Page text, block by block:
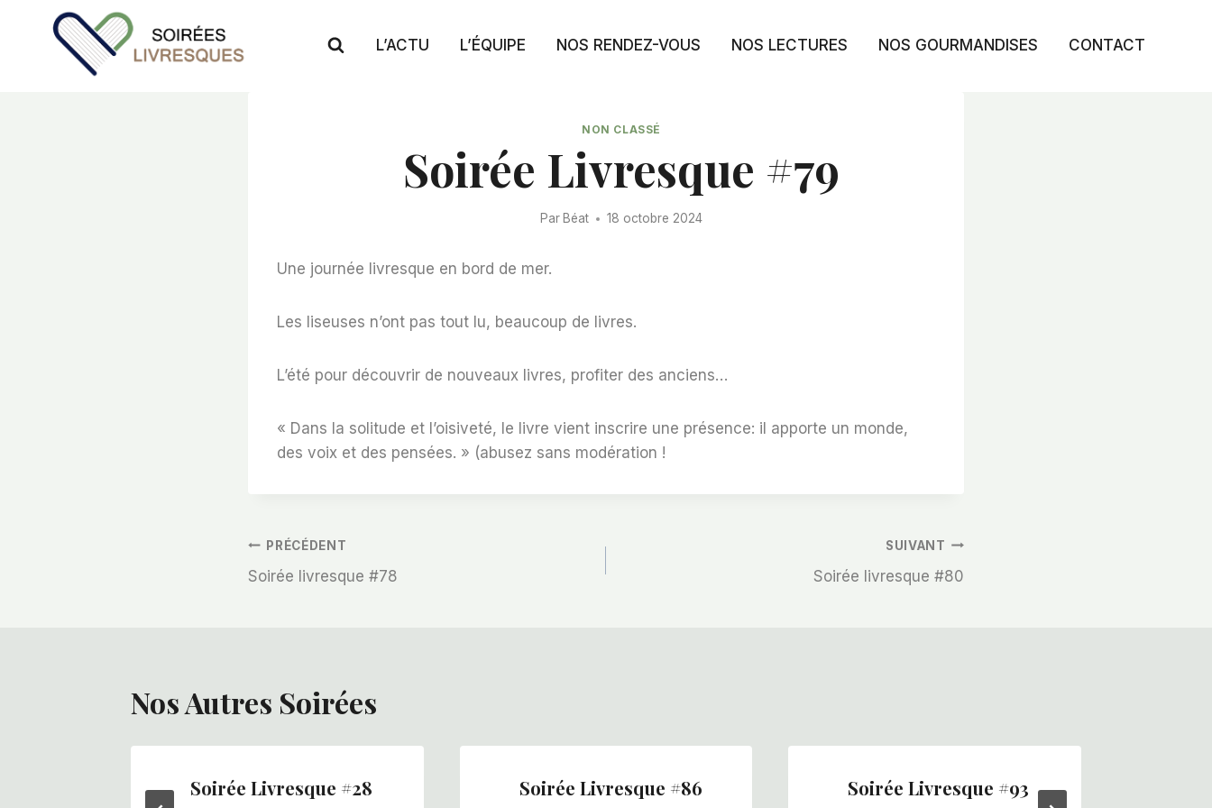
L’ACTU L’ÉQUIPE NOS RENDEZ-VOUS NOS LECTURES NOS GOURMANDISES CONTACT
NON CLASSÉ
Soirée Livresque #79
Par Béat 18 octobre 2024
Une journée livresque en bord de mer.
Les liseuses n’ont pas tout lu, beaucoup de livres.
L’été pour découvrir de nouveaux livres, profiter des anciens…
« Dans la solitude et l’oisiveté, le livre vient inscrire une présence: il apporte un monde,
des voix et des pensées. » (abusez sans modération !
Navigation
PRÉCÉDENT
Soirée livresque #78
SUIVANT
Soirée livresque #80
Nos Autres Soirées
Soirée Livresque #28 Soirée Livresque #86 Soirée Livresque #93